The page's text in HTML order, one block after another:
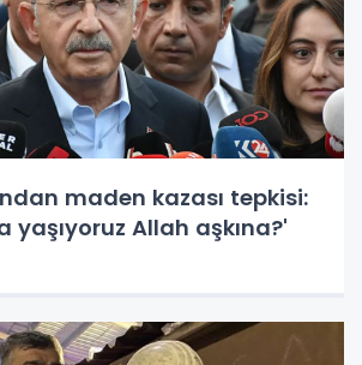
maden kazası tepkisi:
yaşıyoruz Allah aşkına?'